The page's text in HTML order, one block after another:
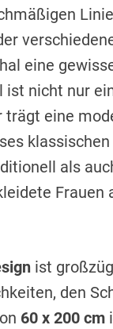
eine
ist nicht nur
trägt eine
als
Frauen
ist
den
60 x 200 cm